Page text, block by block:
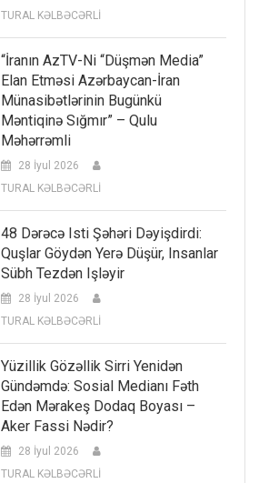
TURAL KƏLBƏCƏRLİ
“İranın AzTV-Ni “düşmən Media”
Elan Etməsi Azərbaycan-İran
Münasibətlərinin Bugünkü
Məntiqinə Sığmır” – Qulu
Məhərrəmli
28 İyul 2026
TURAL KƏLBƏCƏRLİ
48 Dərəcə Isti Şəhəri Dəyişdirdi:
Quşlar Göydən Yerə Düşür, Insanlar
Sübh Tezdən Işləyir
28 İyul 2026
TURAL KƏLBƏCƏRLİ
Yüzillik Gözəllik Sirri Yenidən
Gündəmdə: Sosial Medianı Fəth
Edən Mərakeş Dodaq Boyası –
Aker Fassi Nədir?
28 İyul 2026
TURAL KƏLBƏCƏRLİ